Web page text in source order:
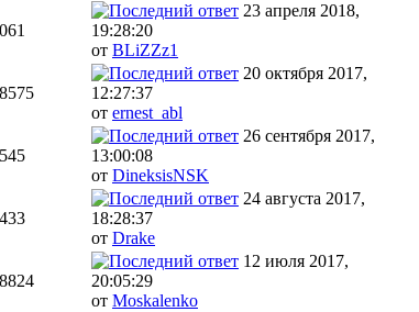
23 апреля 2018,
19:28:20
от BLiZZz1
20 октября 2017,
12:27:37
от ernest_abl
26 сентября 2017,
13:00:08
от DineksisNSK
24 августа 2017,
18:28:37
от Drake
12 июля 2017,
20:05:29
от Moskalenko